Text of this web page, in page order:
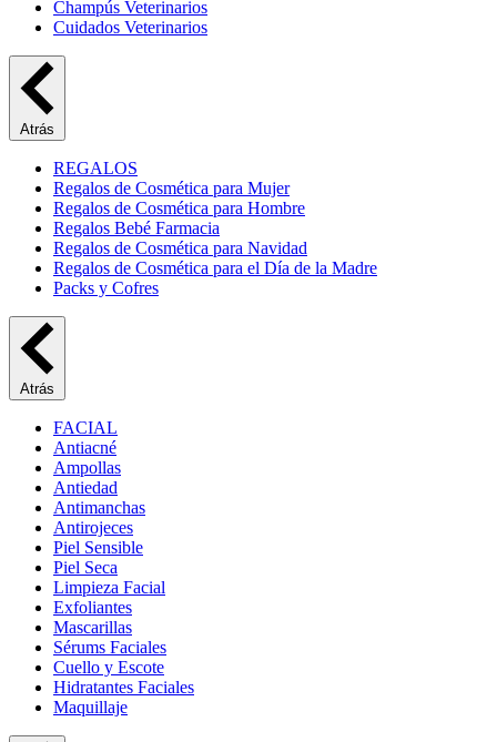
Champús Veterinarios
Cuidados Veterinarios
Atrás
REGALOS
Regalos de Cosmética para Mujer
Regalos de Cosmética para Hombre
Regalos Bebé Farmacia
Regalos de Cosmética para Navidad
Regalos de Cosmética para el Día de la Madre
Packs y Cofres
Atrás
FACIAL
Antiacné
Ampollas
Antiedad
Antimanchas
Antirojeces
Piel Sensible
Piel Seca
Limpieza Facial
Exfoliantes
Mascarillas
Sérums Faciales
Cuello y Escote
Hidratantes Faciales
Maquillaje